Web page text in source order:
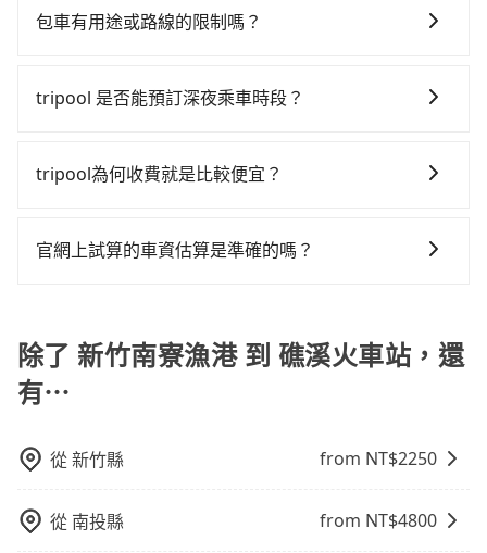
車時間共2小時23分鐘，假設3位同行，高鐵加轉乘之平
選擇搭乘高鐵而不預約包車，不僅每人至少額外負擔10
參考tripool的拼車共乘服務，最多可再節省50%的交通
路返回），雖已將eTag和可能的每小時40元路邊停車費
Yaris、Prius C、Vios這類乘坐體驗較差的車款，如果人
發現仍有上一組乘客遺留的垃圾或者撞凹的車門仍未被
還，又或者要還車時卻偏偏找不到停車位，對於急著用
距離，在遇到下雨天或者載行李時，就顯得非常不便。
依照里程跳錶計算，價格約為3,145~3,800元間，但如改
密度僅雙北的0.9%，其叫車的難度是雙北市的120倍。
定及可靠的，大多數的使用者都給予了高分評價。此
車前一日凌晨6點前取消均可無條件全額退費的承諾，讓
包車有用途或路線的限制嗎？
地方，只要是長途交通且途中遵守台灣法律，無論是清
檢疫、預約叫車、機場接送、定期洗腎、包月上下班，
司報帳打統編，在結帳時可以受理，並於乘車後一週內
tripool 是否能預訂深夜乘車時段？
tripool為何收費就是比較便宜？
一次使用tripool的會擔心價格比市價便宜不少，是不是
機也絕對不會在車內吸煙，於新冠肺炎期間也絕對全程
配戴口罩。tripool之所以能將價格壓在市價7~8折的主
因來自於自行研發的AI車輛調度演算法，能有效降低空
在成本的控制，更是在傳統旺季（年假、端午、中秋、
用到不熟悉的司機或者轉單給其他車行的情況比同行更
低，如此便反應在服務品質的控管會更佳。但tripool網
官網上試算的車資估算是準確的嗎？
除了 新竹南寮漁港 到 礁溪火車站，還
有⋯
從新竹縣 from NT$2250
從 南投縣 from NT$4800